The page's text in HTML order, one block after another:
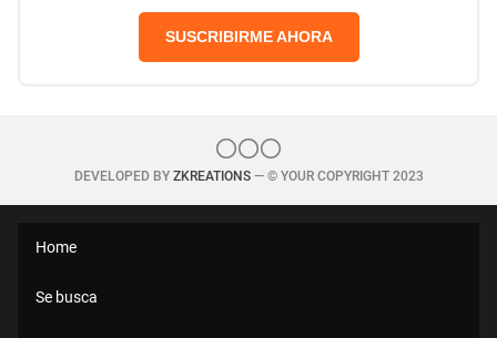
SUSCRIBIRME AHORA
DEVELOPED BY ZKREATIONS— © YOUR COPYRIGHT 2023
Home
Se busca